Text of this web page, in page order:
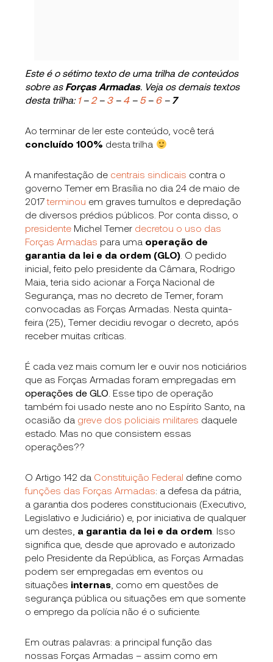
Este é o sétimo texto de uma trilha de conteúdos
sobre as Forças Armadas. Veja os demais textos
desta trilha: 1– 2– 3– 4– 5– 6– 7
Ao terminar de ler este conteúdo, você terá
concluído 100% desta trilha
A manifestação de centrais sindicais contra o
governo Temer em Brasília no dia 24 de maio de
2017terminou em graves tumultos e depredação
de diversos prédios públicos. Por conta disso, o
presidente Michel Temer decretou o uso das
Forças Armadas para uma operação de
garantia da lei e da ordem (GLO) . O pedido
inicial, feito pelo presidente da Câmara, Rodrigo
Maia, teria sido acionar a Força Nacional de
Segurança, mas no decreto de Temer, foram
convocadas as Forças Armadas. Nesta quinta-
feira (25), Temer decidiu revogar o decreto, após
receber muitas críticas.
É cada vez mais comum ler e ouvir nos noticiários
que as Forças Armadas foram empregadas em
operações de GLO . Esse tipo de operação
também foi usado neste ano no Espírito Santo, na
ocasião da greve dos policiais militares daquele
estado. Mas no que consistem essas
operações??
O Artigo 142 da Constituição Federal define como
funções das Forças Armadas: a defesa da pátria,
a garantia dos poderes constitucionais (Executivo,
Legislativo e Judiciário) e, por iniciativa de qualquer
um destes, a garantia da lei e da ordem . Isso
significa que, desde que aprovado e autorizado
pelo Presidente da República, as Forças Armadas
podem ser empregadas em eventos ou
situações internas , como em questões de
segurança pública ou situações em que somente
o emprego da polícia não é o suficiente.
Em outras palavras: a principal função das
nossas Forças Armadas – assim como em